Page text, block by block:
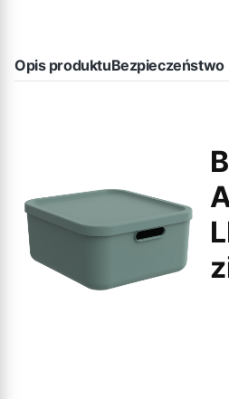
Opis produktuBezpieczeństwo